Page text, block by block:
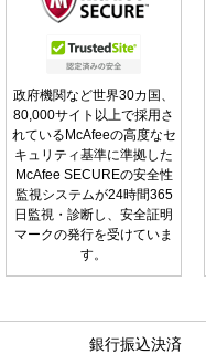
政府機関など世界30カ国、
80,000サイト以上で採用さ
れているMcAfeeの高度なセ
キュリティ基準に準拠した
McAfee SECUREの安全性
監視システムが24時間365
日監視・診断し、安全証明
マークの発行を受けていま
す。
銀行振込決済